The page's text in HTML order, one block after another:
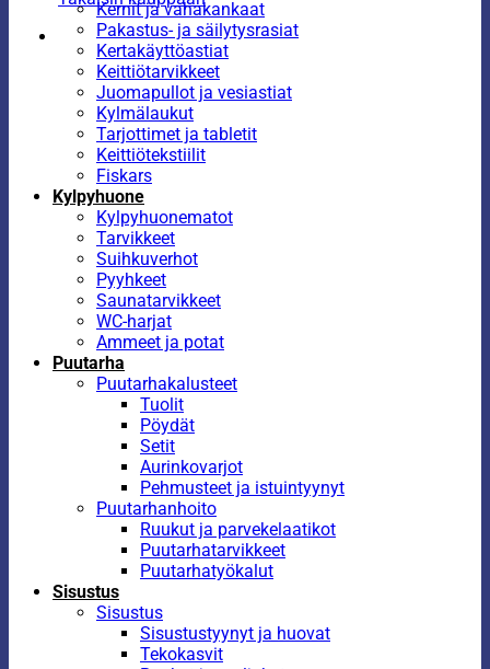
Kernit ja vahakankaat
Pakastus- ja säilytysrasiat
Kertakäyttöastiat
Keittiötarvikkeet
Juomapullot ja vesiastiat
Kylmälaukut
Tarjottimet ja tabletit
Keittiötekstiilit
Fiskars
Kylpyhuone
Kylpyhuonematot
Tarvikkeet
Suihkuverhot
Pyyhkeet
Saunatarvikkeet
WC-harjat
Ammeet ja potat
Puutarha
Puutarhakalusteet
Tuolit
Pöydät
Setit
Aurinkovarjot
Pehmusteet ja istuintyynyt
Puutarhanhoito
Ruukut ja parvekelaatikot
Puutarhatarvikkeet
Puutarhatyökalut
Sisustus
Sisustus
Sisustustyynyt ja huovat
Tekokasvit